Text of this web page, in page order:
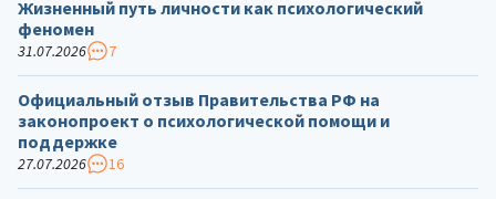
Жизненный путь личности как психологический
феномен
31.07.2026 7
Официальный отзыв Правительства РФ на
законопроект о психологической помощи и
поддержке
27.07.2026 16